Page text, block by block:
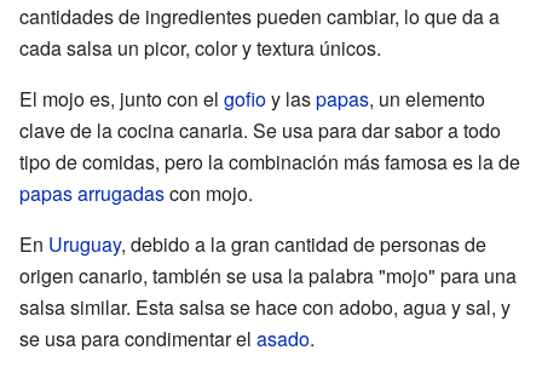
cantidades de ingredientes pueden cambiar, lo que da a
cada salsa un picor, color y textura únicos.
El mojo es, junto con el gofioy laspapas, un elemento
clave de la cocina canaria. Se usa para dar sabor a todo
tipo de comidas, pero la combinación más famosa es la de
papas arrugadascon mojo.
En Uruguay, debido a la gran cantidad de personas de
origen canario, también se usa la palabra "mojo" para una
salsa similar. Esta salsa se hace con adobo, agua y sal, y
se usa para condimentar el asado.